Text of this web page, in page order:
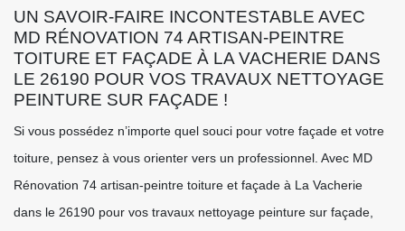
UN SAVOIR-FAIRE INCONTESTABLE AVEC
MD RÉNOVATION 74 ARTISAN-PEINTRE
TOITURE ET FAÇADE À LA VACHERIE DANS
LE 26190 POUR VOS TRAVAUX NETTOYAGE
PEINTURE SUR FAÇADE !
Si vous possédez n’importe quel souci pour votre façade et votre
toiture, pensez à vous orienter vers un professionnel. Avec MD
Rénovation 74 artisan-peintre toiture et façade à La Vacherie
dans le 26190 pour vos travaux nettoyage peinture sur façade,